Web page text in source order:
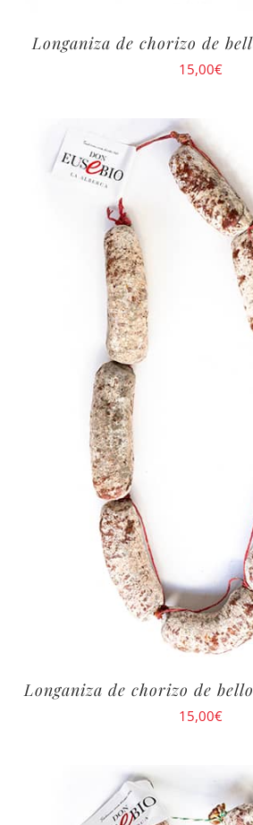
Longaniza de chorizo de
15,00€
Longaniza de chorizo de
15,00€